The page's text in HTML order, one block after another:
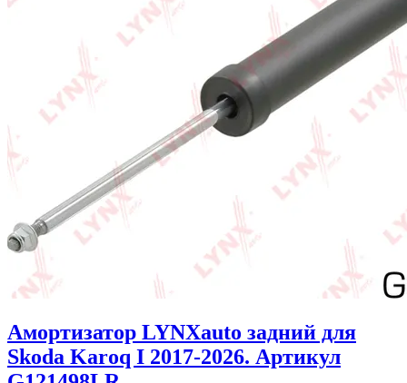
Амортизатор LYNXauto задний для
Skoda Karoq I 2017-2026. Артикул